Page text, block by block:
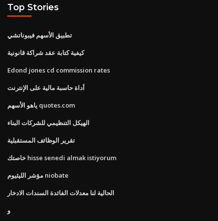
Top Stories
تطبيق الأسهم فيبوناتشي
كيفية كتابة عقد شراكة قانونية
Edond jones cd commission rates
أداة حاسبة مالية على الإنترنت
ياهو الأسهم quotes.com
الهيكل التنظيمي للشركات البناء
تقرير الوظائف المستقبلية
خاصتك hisse senedi almak istiyorum
مؤشر الليثيوم niobate
الحالية لنا معدلات الفائدة السندات الادخار
و